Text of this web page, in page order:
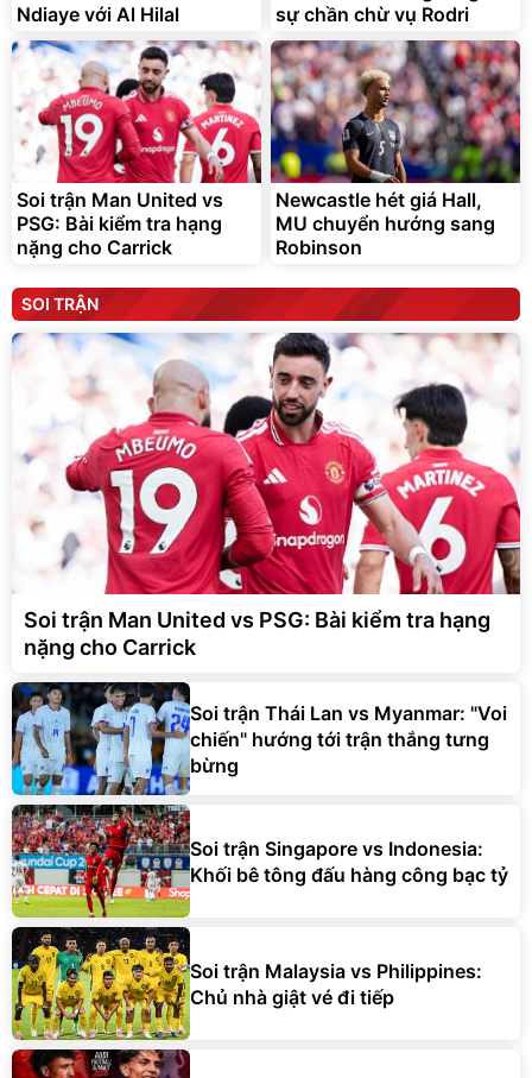
Ndiaye với Al Hilal
sự chần chừ vụ Rodri
Soi trận Man United vs
PSG: Bài kiểm tra hạng
nặng cho Carrick
Newcastle hét giá Hall,
MU chuyển hướng sang
Robinson
SOI TRẬN
Soi trận Man United vs PSG: Bài kiểm tra hạng
nặng cho Carrick
Soi trận Thái Lan vs Myanmar: "Voi
chiến" hướng tới trận thắng tưng
bừng
Soi trận Singapore vs Indonesia:
Khối bê tông đấu hàng công bạc tỷ
Soi trận Malaysia vs Philippines:
Chủ nhà giật vé đi tiếp